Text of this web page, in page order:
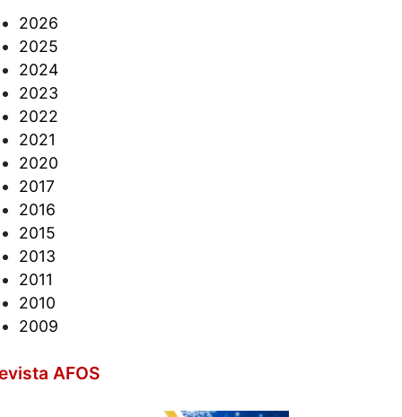
2026
2025
2024
2023
2022
2021
2020
2017
2016
2015
2013
2011
2010
2009
AFOS